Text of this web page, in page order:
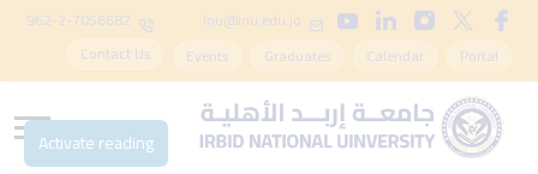
inu@inu.edu.jo
962-2-7056682
Portal
Calendar
Graduates
Events
Contact Us
Activate reading